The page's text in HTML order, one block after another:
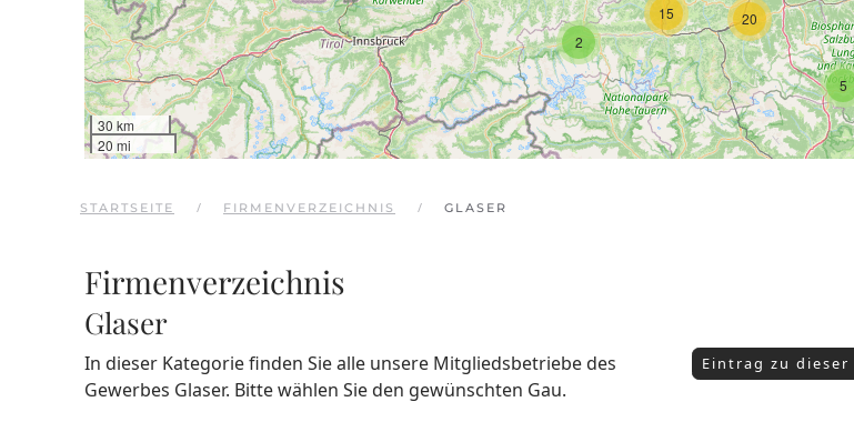
15
2
20
5
30 km
20 mi
STARTSEITE FIRMENVERZEICHNIS GLASER
Firmenverzeichnis
Glaser
Eintrag zu
In dieser Kategorie finden Sie alle unsere Mitgliedsbetriebe des
Gewerbes Glaser. Bitte wählen Sie den gewünschten Gau.